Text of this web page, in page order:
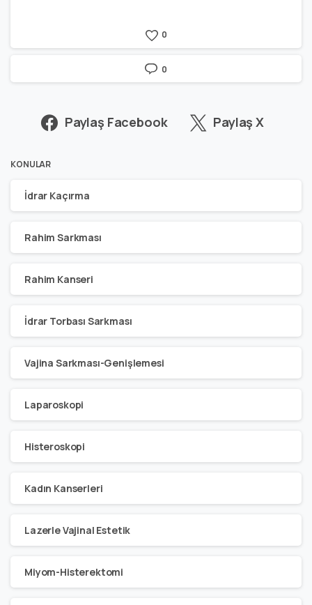
0
0
Paylaş Facebook Paylaş X
KONULAR
İdrar Kaçırma
Rahim Sarkması
Rahim Kanseri
İdrar Torbası Sarkması
Vajina Sarkması-Genişlemesi
Laparoskopi
Histeroskopi
Kadın Kanserleri
Lazerle Vajinal Estetik
Miyom-Histerektomi